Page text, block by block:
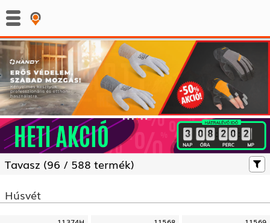
: :
Tavasz (96 / 588 termék)
Húsvét